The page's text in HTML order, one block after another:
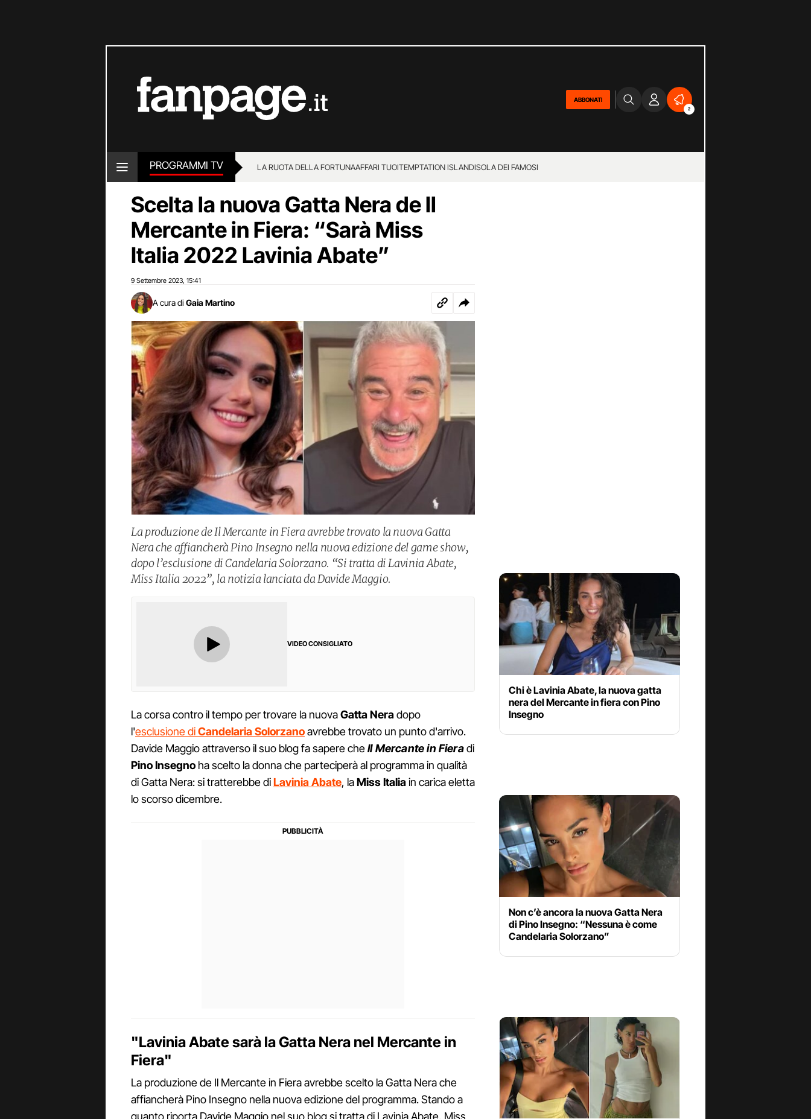
ABBONATI
2
PROGRAMMI TV LA RUOTA DELLA FORTUNAAFFARI TUOITEMPTATION ISLANDISOLA DEI FAMOSI
Scelta la nuova Gatta Nera de Il
Mercante in Fiera: “Sarà Miss
Italia 2022 Lavinia Abate”
9 Settembre 2023 15:41
A cura di Gaia Martino
La produzione de Il Mercante in Fiera avrebbe trovato la nuova Gatta
Nera che affiancherà Pino Insegno nella nuova edizione del game show,
dopo l’esclusione di Candelaria Solorzano. “Si tratta di Lavinia Abate,
Miss Italia 2022”, la notizia lanciata da Davide Maggio.
VIDEO CONSIGLIATO
La corsa contro il tempo per trovare la nuovaGatta Neradopo
l'esclusione diCandelaria Solorzanoavrebbe trovato un punto d'arrivo.
Davide Maggio attraverso il suo blog fa sapere cheIl Mercante in Fieradi
Pino Insegno ha scelto la donna che parteciperà al programma in qualità
di Gatta Nera: si tratterebbe diLavinia Abate, laMissItaliain carica eletta
lo scorso dicembre.
"Lavinia Abate sarà la Gatta Nera nel Mercante in
Fiera"
La produzione de Il Mercante in Fiera avrebbe scelto la Gatta Nera che
affiancherà Pino Insegno nella nuova edizione del programma. Stando a
quanto riporta Davide Maggio nel suo blog si tratta di Lavinia Abate, Miss
Chi è Lavinia Abate, la nuova gatta
nera del Mercante in fiera con Pino
Insegno
Non c’è ancora la nuova Gatta Nera
di Pino Insegno: “Nessuna è come
Candelaria Solorzano”